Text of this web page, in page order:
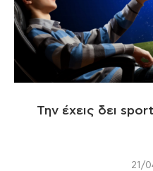
Την έχεις δει
21/